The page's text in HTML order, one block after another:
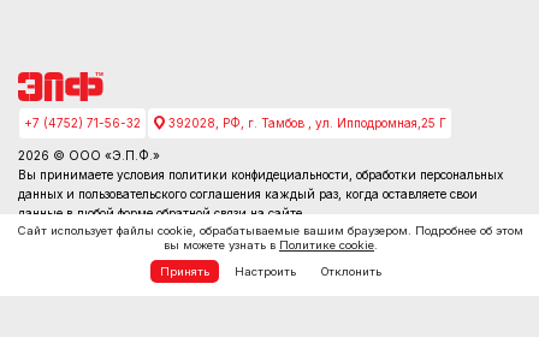
+7 (4752) 71-56-32 392028, РФ, г. Тамбов , ул. Ипподромная,25 Г
2026 © ООО «Э.П.Ф.»
Вы принимаете условия политики конфидециальности , обработки персональных
данных и пользовательского соглашения каждый раз, когда оставляете свои
данные в любой форме обратной связи на сайте
Сайт использует файлы cookie, обрабатываемые вашим браузером. Подробнее об этом
вы можете узнать в Политике cookie
Принять
Настроить Отклонить